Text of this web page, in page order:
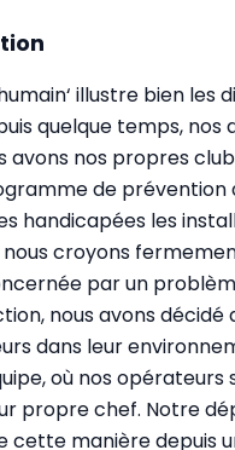
illustre bien
quelque temps,
avons nos propres
de
handicapées les
nous croyons
par un
nous avons
dans leur
où nos
propre chef. Notre
cette manière depuis